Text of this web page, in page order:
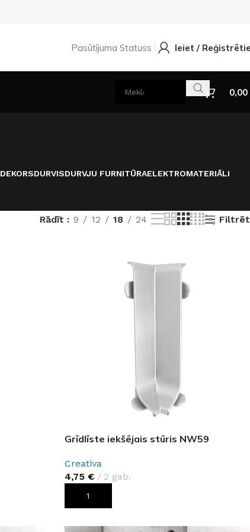
Pasūtījuma Statuss Ieiet /
0,00
DEKORSDURVISDURVJU FURNITŪRAELEKTROMATERIĀLI
Rādīt 9 12 18 24 Filtrēt
Grīdlīste iekšējais stūris NW59
Creativa
4,75 € 2 gab.
PIEVIENOT GROZAM